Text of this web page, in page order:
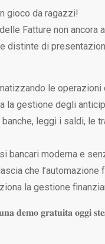
gioco da ragazzi!
Fatture non ancora
distinte di
le operazioni
la gestione degli
leggi i saldi, le
bancari moderna e
che l’automazione
la gestione
𝐝𝐞𝐦𝐨 𝐠𝐫𝐚𝐭𝐮𝐢𝐭𝐚 𝐨𝐠𝐠𝐢